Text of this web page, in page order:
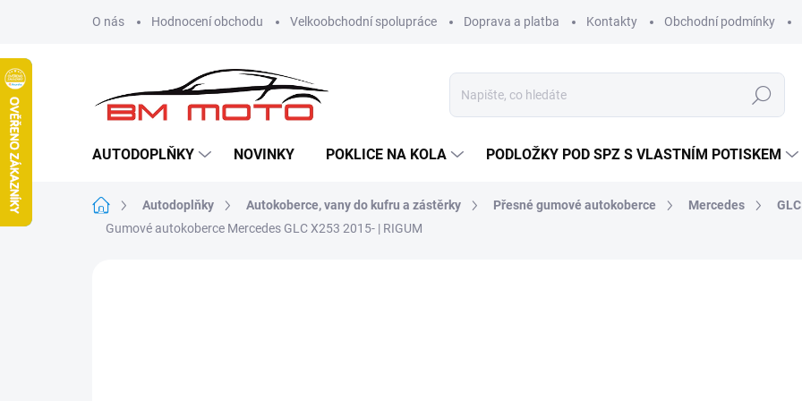
O nás Hodnocení obchodu Velkoobchodní spolupráce Doprava a platba Kontakty Obchodní podmínky
Hledat
AUTODOPLŇKY NOVINKY POKLICE NA KOLA PODLOŽKY POD SPZ S VLASTNÍM POTISKEM
Domů Autodoplňky Autokoberce, vany do kufru a zástěrky Přesné gumové autokoberce Mercedes GLC
Gumové autokoberce Mercedes GLC X253 2015- | RIGUM